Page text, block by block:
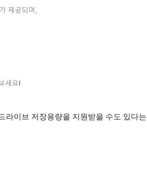
라이브 저장용량을 지원받을 수도 있다